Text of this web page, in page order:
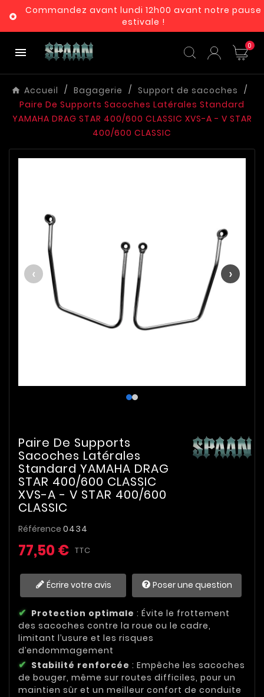

Commandez avant lundi 12h00 avant notre pause
estivale !
 0
Accueil Bagagerie
Support de sacoches
Paire De Supports Sacoches Latérales Standard
YAMAHA DRAG STAR 400/600 CLASSIC XVS-A - V STAR
400/600 CLASSIC
‹ ›
Paire De Supports
Sacoches Latérales
Standard YAMAHA DRAG
STAR 400/600 CLASSIC
XVS-A - V STAR 400/600
CLASSIC
Référence 0434
77,50 € TTC
Écrire votre avis Poser une question
Protection optimale : Évite le frottement
des sacoches contre la roue ou le cadre,
limitant l’usure et les risques
d’endommagement
Stabilité renforcée : Empêche les sacoches
de bouger, même sur routes difficiles, pour un
maintien sûr et un meilleur confort de conduite